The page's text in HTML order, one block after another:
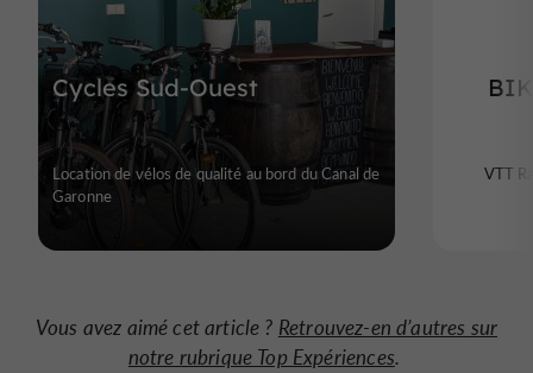
Cycles Sud-Ouest
Location de vélos de qualité au bord du Canal de
Garonne
VTT
Vous avez aimé cet article ? Retrouvez-en d’autres sur
notre rubrique Top Expériences.